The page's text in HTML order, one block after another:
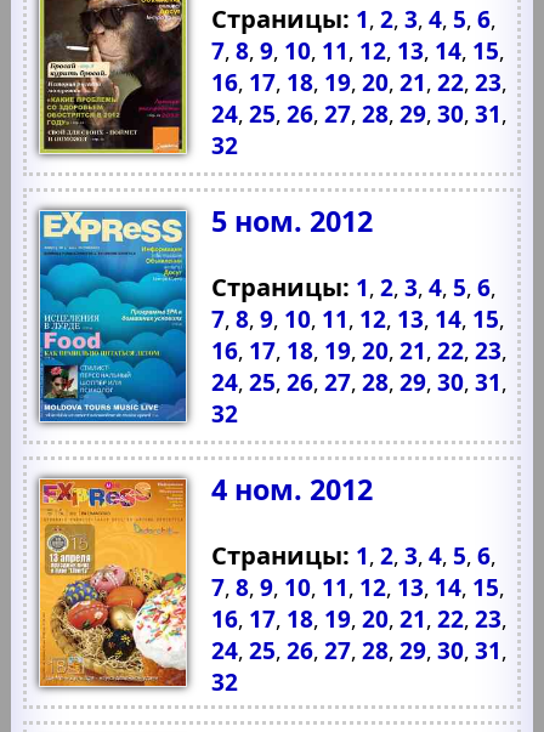
Страницы: 1,2,3,4, 5,6,
7,8,9, 10, 11, 12, 13, 14, 15,
16, 17, 18, 19,20,21,22,23,
24,25,26,27,28,29,30,31,
32
5 ном. 2012
Страницы: 1,2,3,4, 5,6,
7,8,9, 10, 11, 12, 13, 14, 15,
16, 17, 18, 19,20,21,22,23,
24,25,26,27,28,29,30,31,
32
4 ном. 2012
Страницы: 1,2,3,4, 5,6,
7,8,9, 10, 11, 12, 13, 14, 15,
16, 17, 18, 19,20,21,22,23,
24,25,26,27,28,29,30,31,
32